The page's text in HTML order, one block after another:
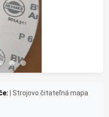
| Strojovo čitateľná mapa